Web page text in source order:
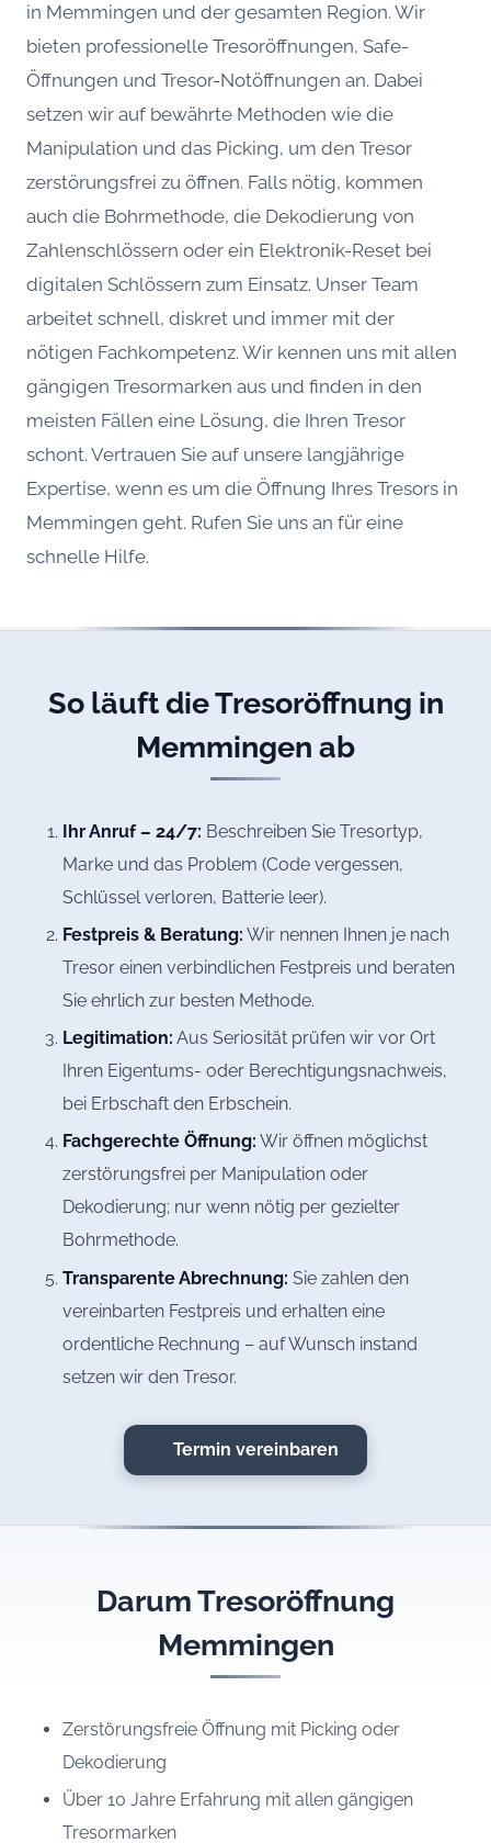
in Memmingen und der gesamten Region. Wir
bieten professionelle Tresoröffnungen, Safe-
Öffnungen und Tresor-Notöffnungen an. Dabei
setzen wir auf bewährte Methoden wie die
Manipulation und das Picking, um den Tresor
zerstörungsfrei zu öffnen. Falls nötig, kommen
auch die Bohrmethode, die Dekodierung von
Zahlenschlössern oder ein Elektronik-Reset bei
digitalen Schlössern zum Einsatz. Unser Team
arbeitet schnell, diskret und immer mit der
nötigen Fachkompetenz. Wir kennen uns mit allen
gängigen Tresormarken aus und finden in den
meisten Fällen eine Lösung, die Ihren Tresor
schont. Vertrauen Sie auf unsere langjährige
Expertise, wenn es um die Öffnung Ihres Tresors in
Memmingen geht. Rufen Sie uns an für eine
schnelle Hilfe.
So läuft die Tresoröffnung in
Memmingen ab
Ihr Anruf – 24/7: Beschreiben Sie Tresortyp,
Marke und das Problem (Code vergessen,
Schlüssel verloren, Batterie leer).
Festpreis & Beratung: Wir nennen Ihnen je nach
Tresor einen verbindlichen Festpreis und beraten
Sie ehrlich zur besten Methode.
Legitimation: Aus Seriosität prüfen wir vor Ort
Ihren Eigentums- oder Berechtigungsnachweis,
bei Erbschaft den Erbschein.
Fachgerechte Öffnung: Wir öffnen möglichst
zerstörungsfrei per Manipulation oder
Dekodierung; nur wenn nötig per gezielter
Bohrmethode.
Transparente Abrechnung: Sie zahlen den
vereinbarten Festpreis und erhalten eine
ordentliche Rechnung – auf Wunsch instand
setzen wir den Tresor.
Termin vereinbaren
Darum Tresoröffnung
Memmingen
Zerstörungsfreie Öffnung mit Picking oder
Dekodierung
Über 10 Jahre Erfahrung mit allen gängigen
Tresormarken